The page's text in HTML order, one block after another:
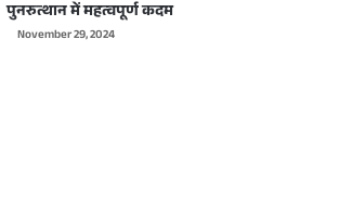
पुनरुत्थान में महत्वपूर्ण कदम
November 29, 2024